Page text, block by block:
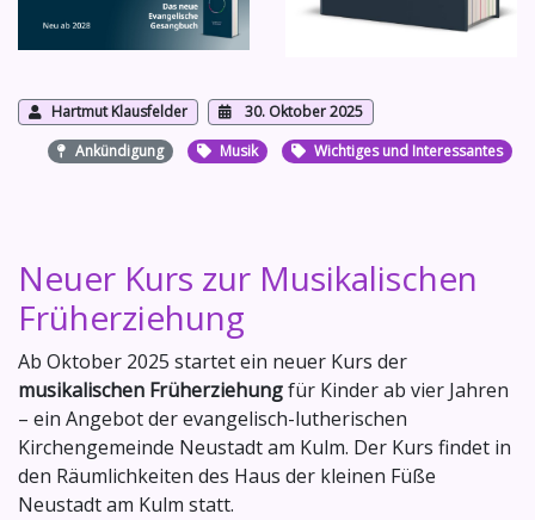
Hartmut Klausfelder
30. Oktober 2025
Ankündigung
Musik Wichtiges und Interessantes
Neuer Kurs zur Musikalischen
Früherziehung
Ab Oktober 2025 startet ein neuer Kurs der
musikalischen Früherziehungfür Kinder ab vier Jahren
– ein Angebot der evangelisch-lutherischen
Kirchengemeinde Neustadt am Kulm. Der Kurs findet in
den Räumlichkeiten des Haus der kleinen Füße
Neustadt am Kulm statt.